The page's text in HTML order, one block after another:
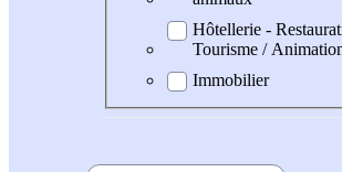
Hôtellerie -
Tourisme /
Immobilier